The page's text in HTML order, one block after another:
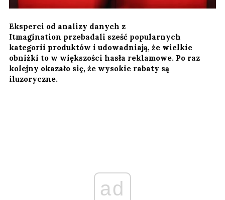
Eksperci od analizy danych z
Itmagination przebadali sześć popularnych
kategorii produktów i udowadniają, że wielkie
obniżki to w większości hasła reklamowe. Po raz
kolejny okazało się, że wysokie rabaty są
iluzoryczne.
ad